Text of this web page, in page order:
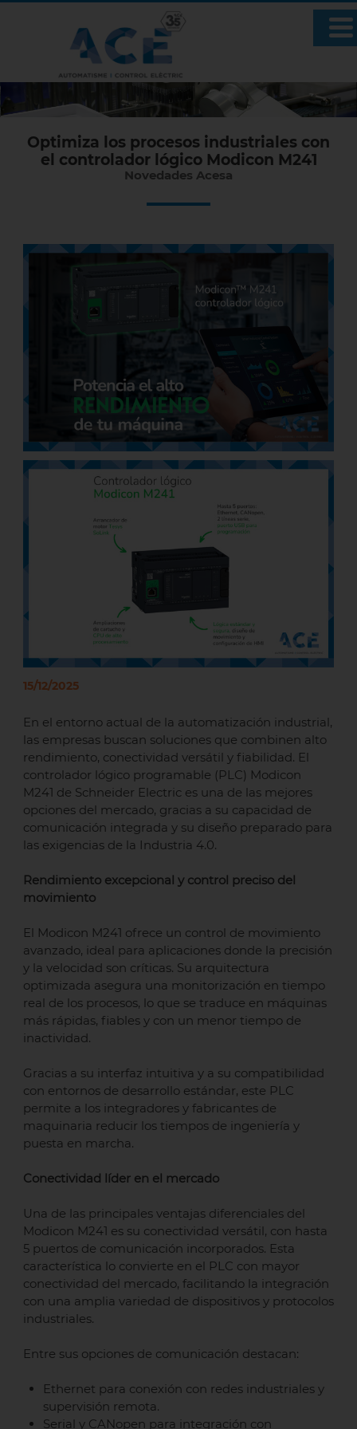
Optimiza los procesos industriales con
el controlador lógico Modicon M241
Novedades Acesa
15/12/2025
En el entorno actual de la automatización industrial,
las empresas buscan soluciones que combinen alto
rendimiento, conectividad versátil y fiabilidad. El
controlador lógico programable (PLC) Modicon
M241 de Schneider Electric es una de las mejores
opciones del mercado, gracias a su capacidad de
comunicación integrada y su diseño preparado para
las exigencias de la Industria 4.0.
Rendimiento excepcional y control preciso del
movimiento
El Modicon M241 ofrece un control de movimiento
avanzado, ideal para aplicaciones donde la precisión
y la velocidad son críticas. Su arquitectura
optimizada asegura una monitorización en tiempo
real de los procesos, lo que se traduce en máquinas
más rápidas, fiables y con un menor tiempo de
inactividad.
Gracias a su interfaz intuitiva y a su compatibilidad
con entornos de desarrollo estándar, este PLC
permite a los integradores y fabricantes de
maquinaria reducir los tiempos de ingeniería y
puesta en marcha.
Conectividad líder en el mercado
Una de las principales ventajas diferenciales del
Modicon M241 es su conectividad versátil, con hasta
5 puertos de comunicación incorporados. Esta
característica lo convierte en el PLC con mayor
conectividad del mercado, facilitando la integración
con una amplia variedad de dispositivos y protocolos
industriales.
Entre sus opciones de comunicación destacan:
Ethernet para conexión con redes industriales y
supervisión remota.
Serial y CANopen para integración con